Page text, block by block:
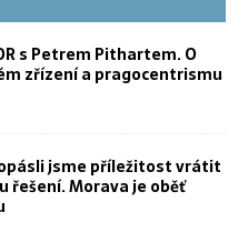
s Petrem Pithartem. O
zřízení a pragocentrismu
jsme příležitost vrátit
řešení. Morava je oběť